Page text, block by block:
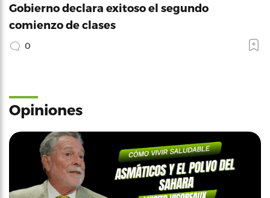
Gobierno declara exitoso el segundo
comienzo de clases
0
Opiniones